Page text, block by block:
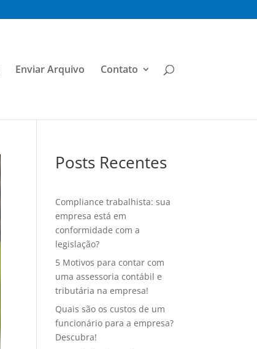
Enviar Arquivo Contato
Posts Recentes
Compliance trabalhista: sua
empresa está em
conformidade com a
legislação?
5 Motivos para contar com
uma assessoria contábil e
tributária na empresa!
Quais são os custos de um
funcionário para a empresa?
Descubra!